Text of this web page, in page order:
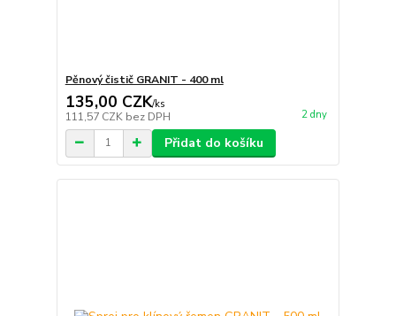
Pěnový čistič GRANIT - 400 ml
135,00 CZK/ks
111,57 CZK bez DPH 2 dny
Přidat do košíku